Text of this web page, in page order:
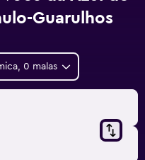
Guarulhos
0 malas